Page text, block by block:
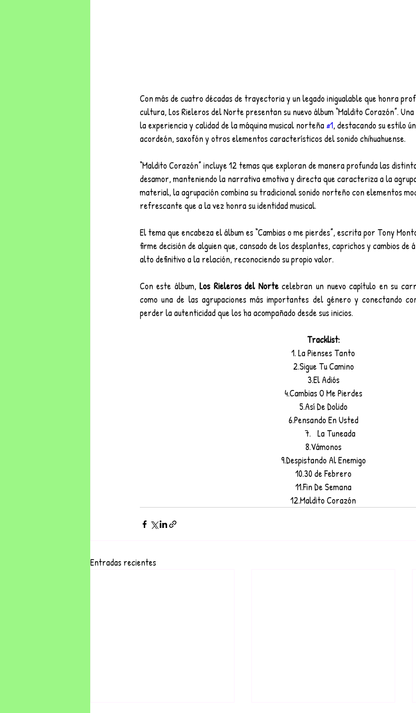
Con más de cuatro décadas de trayectoria y un legado inigualable que honra
cultura, Los Rieleros del Norte presentan su nuevo álbum “Maldito Corazón”.
la experiencia y calidad de la máquina musical norteña #1, destacando su estilo
acordeón, saxofón y otros elementos característicos del sonido chihuahuense.
“Maldito Corazón” incluye 12 temas que exploran de manera profunda las
desamor, manteniendo la narrativa emotiva y directa que caracteriza a la
material, la agrupación combina su tradicional sonido norteño con elementos
refrescante que a la vez honra su identidad musical.
El tema que encabeza el álbum es “Cambias o me pierdes”, escrita por Tony
firme decisión de alguien que, cansado de los desplantes, caprichos y cambios de
alto definitivo a la relación, reconociendo su propio valor.
Con este álbum, Los Rieleros del Norte celebran un nuevo capítulo en su
como una de las agrupaciones más importantes del género y conectando
perder la autenticidad que los ha acompañado desde sus inicios.
Tracklist:
1. La Pienses Tanto
2.Sigue Tu Camino
3.El Adiós
4.Cambias O Me Pierdes
5.Así De Dolido
6.Pensando En Usted
La Tuneada
8.Vámonos
9.Despistando Al Enemigo
10.30 de Febrero
11.Fin De Semana
12.Maldito Corazón
Entradas recientes